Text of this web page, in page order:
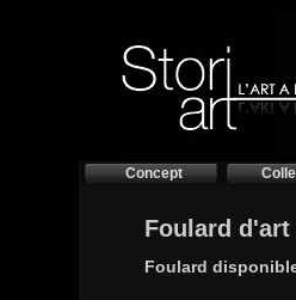
Concept
Foulard
Foulard